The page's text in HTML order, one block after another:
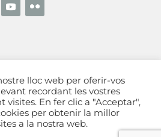
(UEA)
– Igualada(Barcelona)
Política
lloc web per oferir-vos
recordant les vostres
visites. En fer clic a "Acceptar",
per obtenir la millor
a la nostra web.